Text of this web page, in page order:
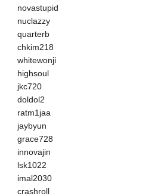
novastupid
nuclazzy
quarterb
chkim218
whitewonji
highsoul
jkc720
doldol2
ratm1jaa
jaybyun
grace728
innovajin
lsk1022
imal2030
crashroll